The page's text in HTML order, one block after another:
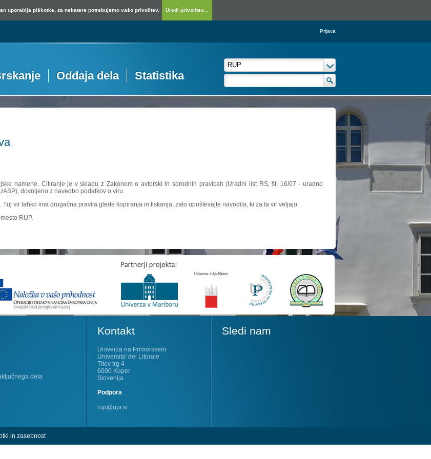
uporablja piškotke, za nekatere potrebujemo vašo privolitev. Uredi privolitev...
Prijava
Oddaja dela Statistika
namene. Citiranje je v skladu z Zakonom o avtorski in sorodnih pravicah (Uradni list RS, št. 16/07 - uradno
dovoljeno z navedbo podatkov o viru.
vir lahko ima drugačna pravila glede kopiranja in tiskanja, zato upoštevajte navodila, ki za ta vir veljajo.
RUP.
dela
Kontakt
Univerza na Primorskem
Universita' del Litorale
Titov trg 4
6000 Koper
Slovenija
Podpora
rup@upr.si
Sledi nam
in zasebnost